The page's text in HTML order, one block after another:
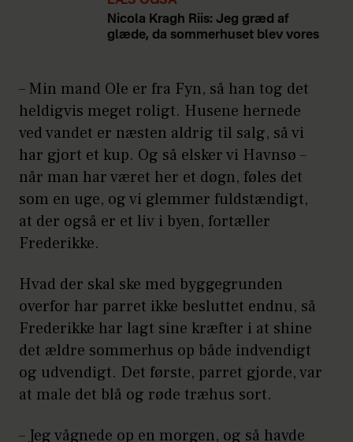
Nicola Kragh Riis: Jeg græd af
glæde, da sommerhuset blev vores
– Min mand Ole er fra Fyn, så han tog det
heldigvis meget roligt. Husene hernede
ved vandet er næsten aldrig til salg, så vi
har gjort et kup. Og så elsker vi Havnsø –
når man har været her et døgn, føles det
som en uge, og vi glemmer fuldstændigt,
at der også er et liv i byen, fortæller
Frederikke.
Hvad der skal ske med byggegrunden
overfor har parret ikke besluttet endnu, så
Frederikke har lagt sine kræfter i at shine
det ældre sommerhus op både indvendigt
og udvendigt. Det første, parret gjorde, var
at male det blå og røde træhus sort.
– Jeg vågnede op en morgen, og så havde